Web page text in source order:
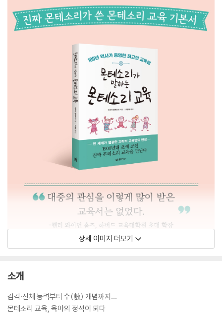
상세 이미지 더보기
소개
감각·신체 능력부터 수(數) 개념까지…
몬테소리 교육, 육아의 정석이 되다